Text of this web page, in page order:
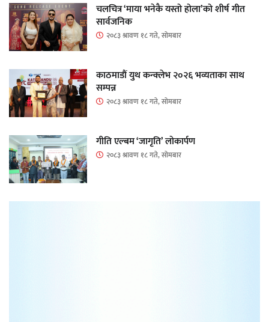
चलचित्र ‘माया भनेकै यस्तो होला’को शीर्ष गीत
सार्वजनिक
२०८३ श्रावण १८ गते, सोमबार
काठमाडौं युथ कन्क्लेभ २०२६ भव्यताका साथ
सम्पन्न
२०८३ श्रावण १८ गते, सोमबार
गीति एल्बम ‘जागृति’ लोकार्पण
२०८३ श्रावण १८ गते, सोमबार